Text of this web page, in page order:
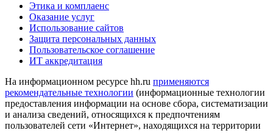
Этика и комплаенс
Оказание услуг
Использование сайтов
Защита персональных данных
Пользовательское соглашение
ИТ аккредитация
На информационном ресурсе hh.ru применяются
рекомендательные технологии (информационные технологии
предоставления информации на основе сбора, систематизации
и анализа сведений, относящихся к предпочтениям
пользователей сети «Интернет», находящихся на территории